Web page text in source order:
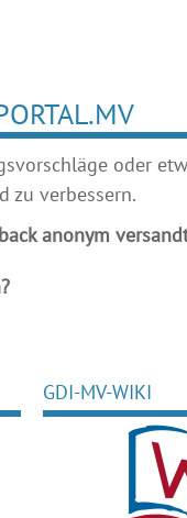
oder
zu verbessern.
anonym
GDI-MV-WIKI